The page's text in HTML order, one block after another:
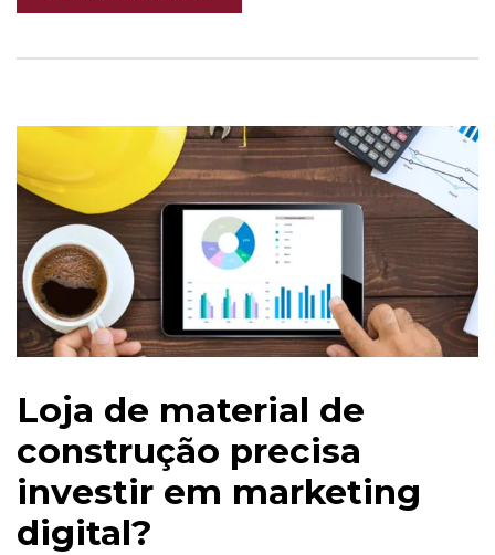
Loja de material de
construção precisa
investir em marketing
digital?